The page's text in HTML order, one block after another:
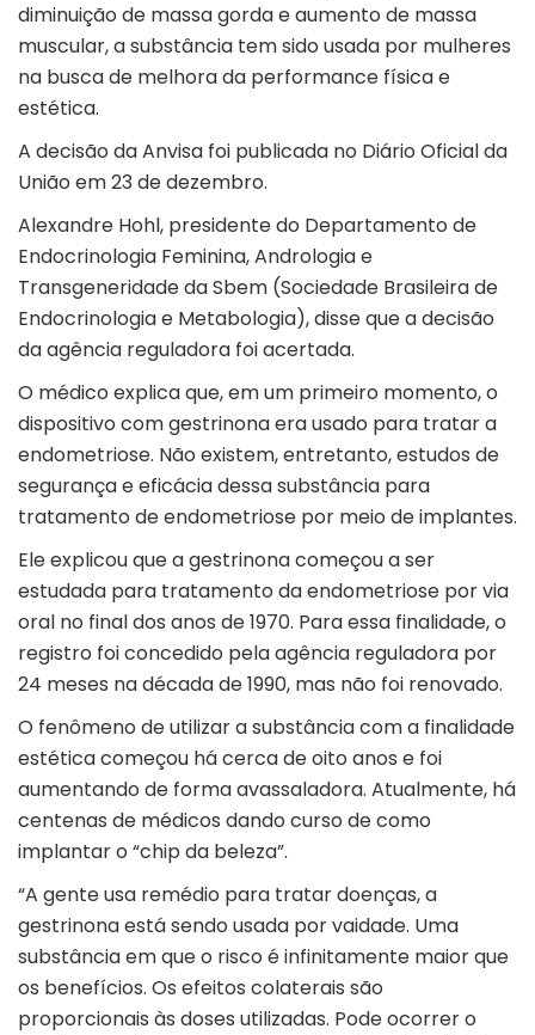
diminuição de massa gorda e aumento de massa
muscular, a substância tem sido usada por mulheres
na busca de melhora da performance física e
estética.
A decisão da Anvisa foi publicada no Diário Oficial da
União em 23 de dezembro.
Alexandre Hohl, presidente do Departamento de
Endocrinologia Feminina, Andrologia e
Transgeneridade da Sbem (Sociedade Brasileira de
Endocrinologia e Metabologia), disse que a decisão
da agência reguladora foi acertada.
O médico explica que, em um primeiro momento, o
dispositivo com gestrinona era usado para tratar a
endometriose. Não existem, entretanto, estudos de
segurança e eficácia dessa substância para
tratamento de endometriose por meio de implantes.
Ele explicou que a gestrinona começou a ser
estudada para tratamento da endometriose por via
oral no final dos anos de 1970. Para essa finalidade, o
registro foi concedido pela agência reguladora por
24 meses na década de 1990, mas não foi renovado.
O fenômeno de utilizar a substância com a finalidade
estética começou há cerca de oito anos e foi
aumentando de forma avassaladora. Atualmente, há
centenas de médicos dando curso de como
implantar o “chip da beleza”.
“A gente usa remédio para tratar doenças, a
gestrinona está sendo usada por vaidade. Uma
substância em que o risco é infinitamente maior que
os benefícios. Os efeitos colaterais são
proporcionais às doses utilizadas. Pode ocorrer o